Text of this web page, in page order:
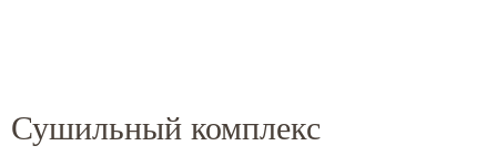
Сушильный комплекс